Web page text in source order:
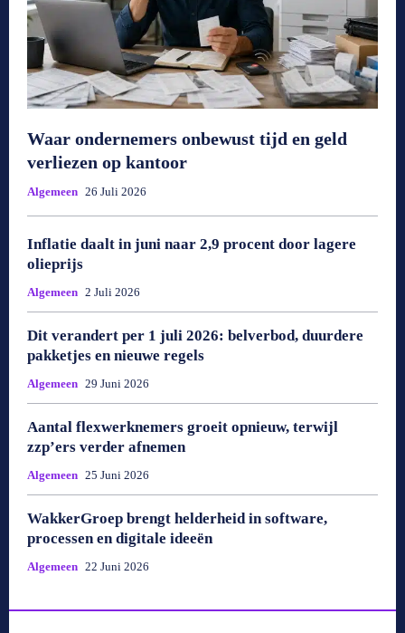
Waar ondernemers onbewust tijd en geld
verliezen op kantoor
Algemeen 26 Juli 2026
Inflatie daalt in juni naar 2,9 procent door lagere
olieprijs
Algemeen 2 Juli 2026
Dit verandert per 1 juli 2026: belverbod, duurdere
pakketjes en nieuwe regels
Algemeen 29 Juni 2026
Aantal flexwerknemers groeit opnieuw, terwijl
zzp’ers verder afnemen
Algemeen 25 Juni 2026
WakkerGroep brengt helderheid in software,
processen en digitale ideeën
Algemeen 22 Juni 2026